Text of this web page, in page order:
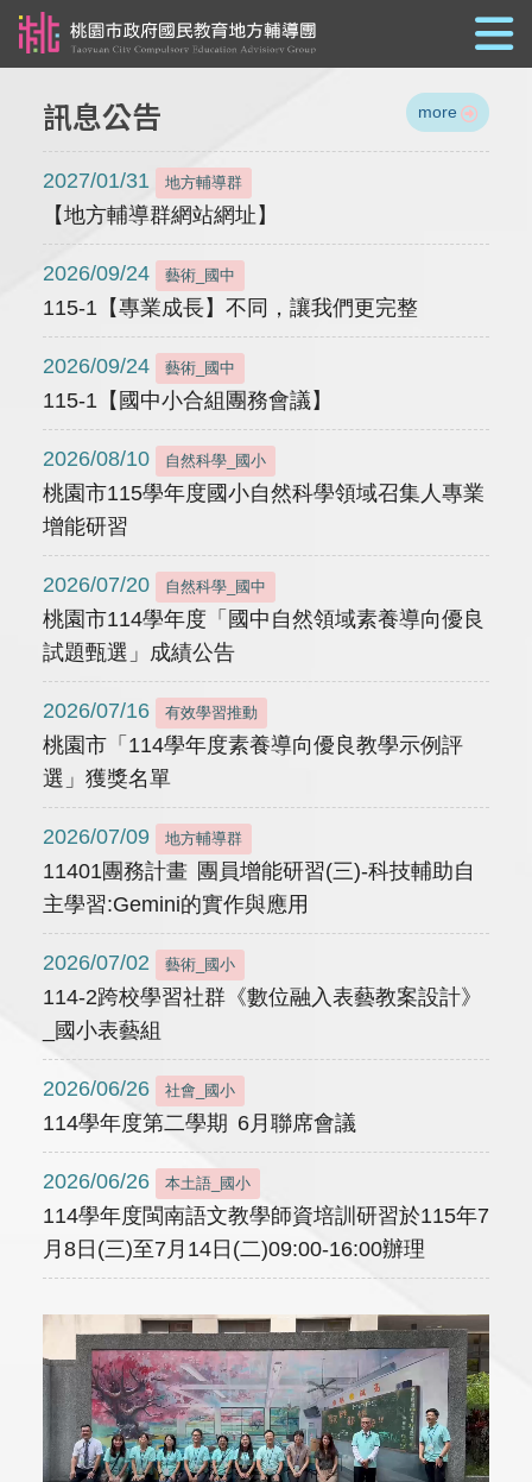
訊息公告 more
2027/01/31 地方輔導群
【地方輔導群網站網址】
2026/09/24 藝術_國中
115-1【專業成長】不同，讓我們更完整
2026/09/24 藝術_國中
115-1【國中小合組團務會議】
2026/08/10 自然科學_國小
桃園市115學年度國小自然科學領域召集人專業
增能研習
2026/07/20 自然科學_國中
桃園市114學年度「國中自然領域素養導向優良
試題甄選」成績公告
2026/07/16 有效學習推動
桃園市「114學年度素養導向優良教學示例評
選」獲獎名單
2026/07/09 地方輔導群
11401團務計畫 團員增能研習(三)-科技輔助自
主學習:Gemini的實作與應用
2026/07/02 藝術_國小
114-2跨校學習社群《數位融入表藝教案設計》
_國小表藝組
2026/06/26 社會_國小
114學年度第二學期 6月聯席會議
2026/06/26 本土語_國小
114學年度閩南語文教學師資培訓研習於115年7
月8日(三)至7月14日(二)09:00-16:00辦理